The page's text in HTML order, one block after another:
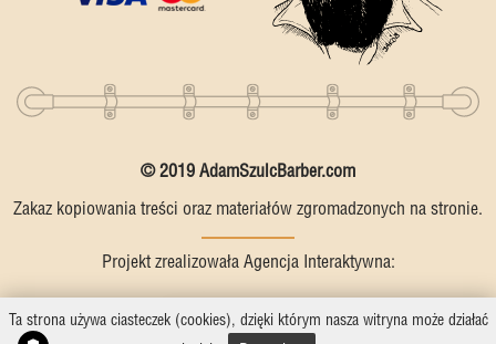
© 2019 AdamSzulcBarber.com
Zakaz kopiowania treści oraz materiałów zgromadzonych na stronie.
Projekt zrealizowała Agencja Interaktywna:
Ta strona używa ciasteczek (cookies), dzięki którym nasza witryna może działać